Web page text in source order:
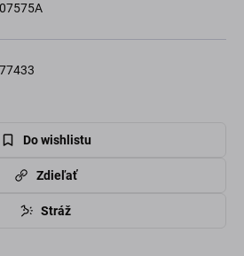
Do wishlistu
Zdieľať
Stráž